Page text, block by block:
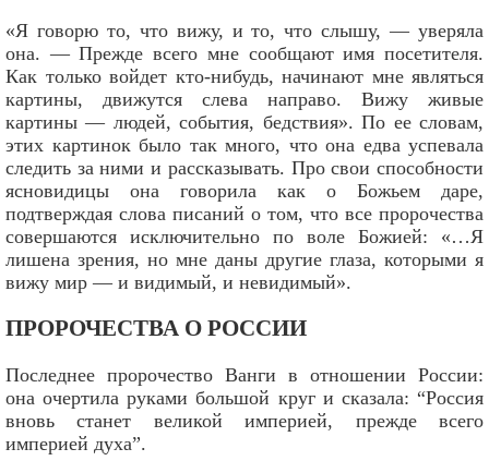
«Я говорю то, что вижу, и то, что слышу, — уверяла
она. — Прежде всего мне сообщают имя посетителя.
Как только войдет кто-нибудь, начинают мне являться
картины, движутся слева направо. Вижу живые
картины — людей, события, бедствия». По ее словам,
этих картинок было так много, что она едва успевала
следить за ними и рассказывать. Про свои способности
ясновидицы она говорила как о Божьем даре,
подтверждая слова писаний о том, что все пророчества
совершаются исключительно по воле Божией: «…Я
лишена зрения, но мне даны другие глаза, которыми я
вижу мир — и видимый, и невидимый».
ПРОРОЧЕСТВА О РОССИИ
Последнее пророчество Ванги в отношении России:
она очертила руками большой круг и сказала: “Россия
вновь станет великой империей, прежде всего
империей духа”.